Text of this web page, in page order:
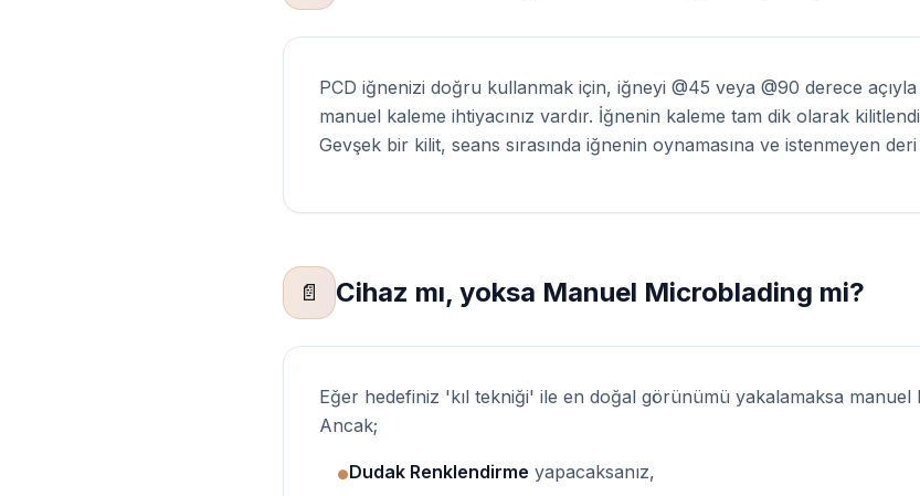
PCD iğnenizi doğru kullanmak için, iğneyi @45 veya @90 derece
manuel kaleme ihtiyacınız vardır. İğnenin kaleme tam dik olarak
Gevşek bir kilit, seans sırasında iğnenin oynamasına ve istenmeyen
📄 Cihaz mı, yoksa Manuel Microblading mi?
Eğer hedefiniz 'kıl tekniği' ile en doğal görünümü yakalamaksa manuel
Ancak;
●Dudak Renklendirme yapacaksanız,